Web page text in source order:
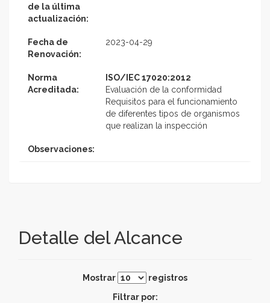
de la última
actualización:
Fecha de
Renovación:
2023-04-29
Norma
Acreditada:
ISO/IEC 17020:2012
Evaluación de la conformidad
Requisitos para el funcionamiento
de diferentes tipos de organismos
que realizan la inspección
Observaciones:
Detalle del Alcance
Mostrar
registros
Filtrar por: